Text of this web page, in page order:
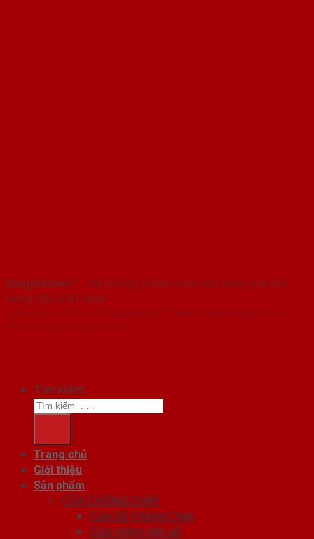
SaigonDoor™ - Hệ thống Showroom cửa thép cửa sắt
hàng đầu Việt Nam
Copyright ⓒ 2016 – 2026 SaigonDoor™ - www.cuagocomposite.org |
Đơn vị chủ quản SaigonDoor
Tìm kiếm:
Trang chủ
Giới thiệu
Sản phẩm
CỬA CHỐNG CHÁY
Cửa Gỗ Chống Cháy
Cửa nhôm vân gỗ